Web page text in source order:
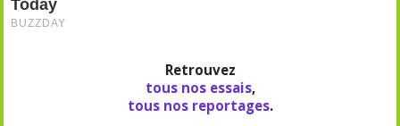
Retrouvez
tous nos essais,
tous nos reportages.